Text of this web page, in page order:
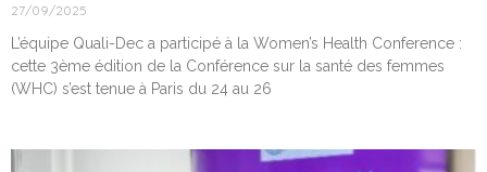
27/09/2025
L’équipe Quali-Dec a participé à la Women’s Health Conference :
cette 3ème édition de la Conférence sur la santé des femmes
(WHC) s’est tenue à Paris du 24 au 26